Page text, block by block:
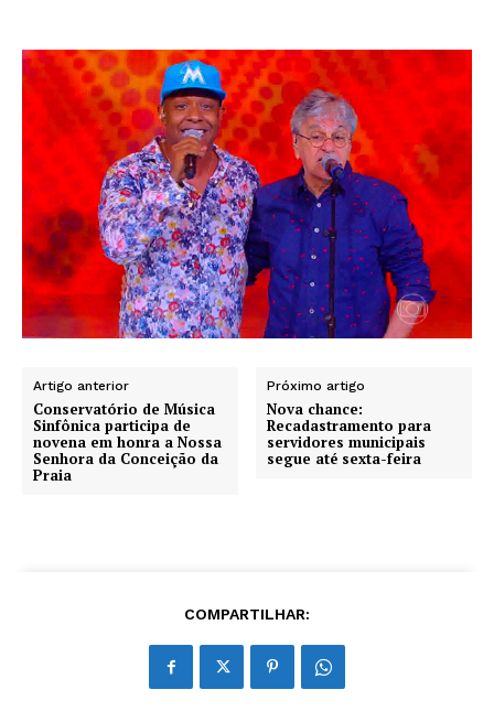
Artigo anterior
Conservatório de Música
Sinfônica participa de
novena em honra a Nossa
Senhora da Conceição da
Praia
Próximo artigo
Nova chance:
Recadastramento para
servidores municipais
segue até sexta-feira
COMPARTILHAR: